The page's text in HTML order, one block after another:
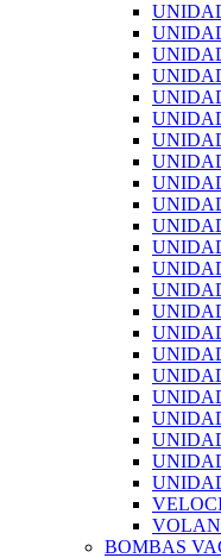
BOMBAS